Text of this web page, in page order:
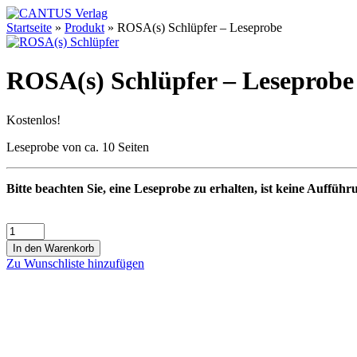
Startseite » Produkt » ROSA(s) Schlüpfer – Leseprobe
ROSA(s) Schlüpfer – Leseprobe
Kostenlos!
Leseprobe von ca. 10 Seiten
Bitte beachten Sie, eine Leseprobe zu erhalten, ist keine
In den Warenkorb
Zu Wunschliste hinzufügen